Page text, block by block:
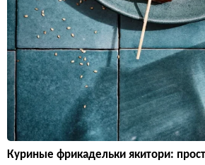
Куриные фрикадельки якитори: